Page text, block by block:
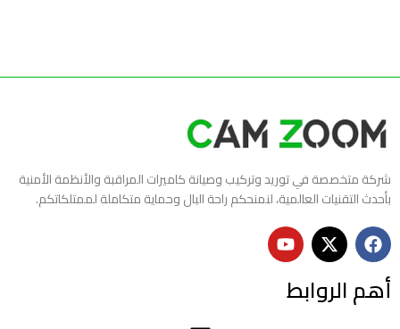
شركة متخصصة في توريد وتركيب وصيانة كاميرات المراقبة والأنظمة الأمنية
بأحدث التقنيات العالمية، لنمنحكم راحة البال وحماية متكاملة لممتلكاتكم.
أهم الروابط